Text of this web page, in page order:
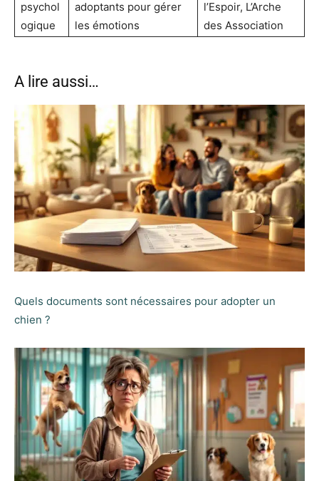
psychol
ogique
adoptants pour gérer
les émotions
l’Espoir, L’Arche
des Association
A lire aussi…
Quels documents sont nécessaires pour adopter un
chien ?